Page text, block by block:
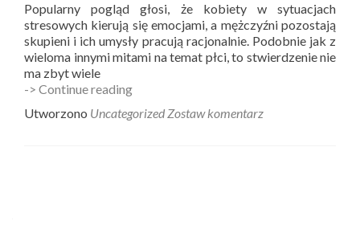
Popularny pogląd głosi, że kobiety w sytuacjach
stresowych kierują się emocjami, a mężczyźni pozostają
skupieni i ich umysły pracują racjonalnie. Podobnie jak z
wieloma innymi mitami na temat płci, to stwierdzenie nie
ma zbyt wiele
-> Continue readingJak
podejmują
Utworzono Uncategorized Zostaw komentarz